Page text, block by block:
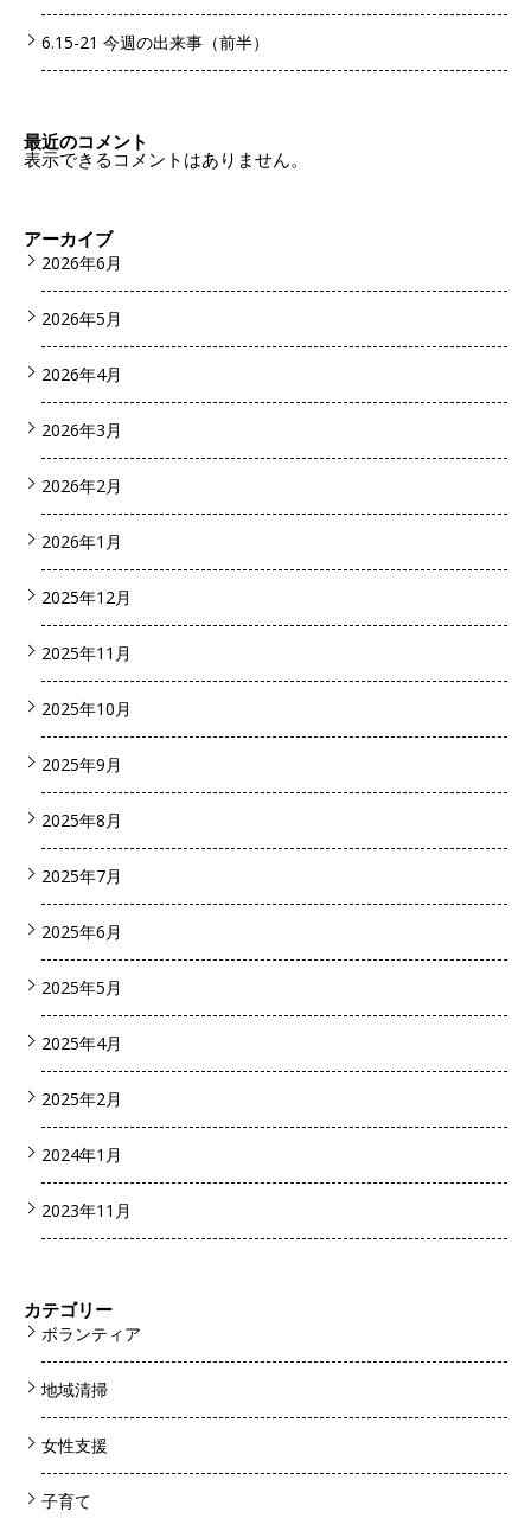
6.15-21 今週の出来事（前半）
最近のコメント
表示できるコメントはありません。
アーカイブ
2026年6月
2026年5月
2026年4月
2026年3月
2026年2月
2026年1月
2025年12月
2025年11月
2025年10月
2025年9月
2025年8月
2025年7月
2025年6月
2025年5月
2025年4月
2025年2月
2024年1月
2023年11月
カテゴリー
ボランティア
地域清掃
女性支援
子育て